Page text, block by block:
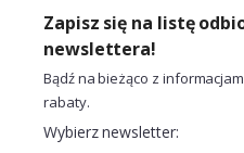
Zapisz się na listę
newslettera!
Bądź na bieżąco z
rabaty.
Wybierz newsletter: